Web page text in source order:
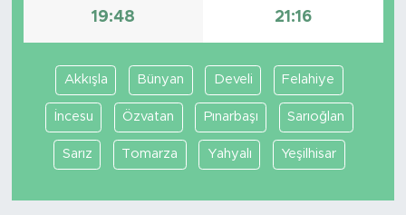
19:48 21:16
Akkışla Bünyan Develi Felahiye
İncesu Özvatan Pınarbaşı Sarıoğlan
Sarız Tomarza Yahyalı Yeşilhisar